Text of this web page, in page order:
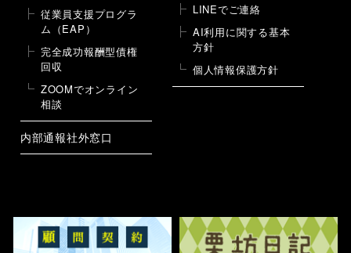
従業員支援プログラ
ム（EAP）
完全成功報酬型債権
回収
ZOOMでオンライン
相談
内部通報社外窓口
LINEでご連絡
AI利用に関する基本
方針
個人情報保護方針